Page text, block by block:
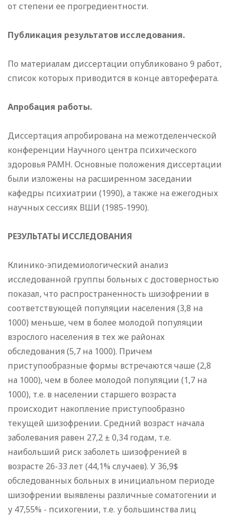
от степени ее прогредиентности.
Публикация результатов исследования.
По материалам диссертации опубликовано 9 работ,
список которых приводится в конце автореферата.
Апробация работы.
Диссертация апробирована на межотделенческой
конференции Научного центра психического
здоровья РАМН. Основные положения диссертации
были изложены на расширенном заседании
кафедры психиатрии (1990), а также на ежегодных
научных сессиях ВШИ (1985-1990).
РЕЗУЛЬТАТЫ ИССЛЕДОВАНИЯ
Клинико-эпидемиологический анализ
исследованной группы больных с достоверностью
показал, что распространенность шизофрении в
соответствующей популяции населения (3,8 на
1000) меньше, чем в более молодой популяции
взрослого населения в тех же районах
обследования (5,7 на 1000). Причем
приступообразные формы встречаются чаше (2,8
на 1000), чем в более молодой популяции (1,7 на
1000), т.е. в населении старшего возраста
происходит накопление приступообразно
текущей шизофрении. Средний возраст начала
заболевания равен 27,2 ± 0,34 годам, т.е.
наибольший риск заболеть шизофренией в
возрасте 26-33 лет (44,1% случаев). У 36,9$
обследованных больных в инициальном периоде
шизофрении выявлены различные соматогении и
у 47,55% - психогении, т.е. у большинства лиц